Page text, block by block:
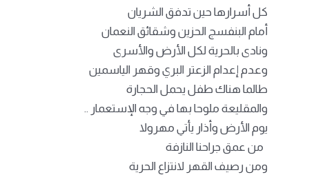
كل أسرارها حين تدفق الشريان
أمام البنفسج الحزين وشقائق النعمان
ونادى بالحرية لكل الأرض والأسرى
وعدم إعدام الزعتر البري وقهر الياسمين
طالما هناك طفل يحمل الحجارة
والمقليعة ملوحا بها في وجه الإستعمار ..
يوم الأرض وأذار يأتي مهرولا
من عمق جراحنا النازفة
ومن رصيف القهر لانتزاع الحرية